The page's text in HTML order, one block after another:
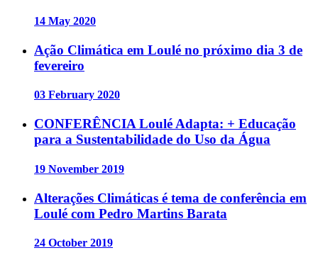
14 May 2020
Ação Climática em Loulé no próximo dia 3 de
fevereiro
03 February 2020
CONFERÊNCIA Loulé Adapta: + Educação
para a Sustentabilidade do Uso da Água
19 November 2019
Alterações Climáticas é tema de conferência em
Loulé com Pedro Martins Barata
24 October 2019